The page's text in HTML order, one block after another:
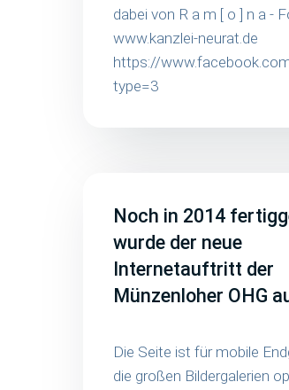
dabei von R a m [ o ] n a -
www.kanzlei-neurat.de
https://
type=3
Noch in 2014
wurde der neue
Internetauftritt der
Münzenloher OHG
Die Seite ist für mobile
die großen Bildergalerien